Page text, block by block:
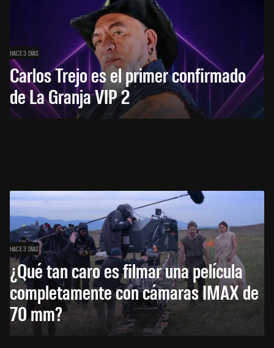
HACE 3 DÍAS
Carlos Trejo es el primer confirmado
de La Granja VIP 2
HACE 3 DÍAS
¿Qué tan caro es filmar una película
completamente con cámaras IMAX de
70 mm?